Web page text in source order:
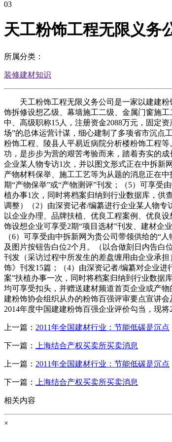
03
天工粉饰工程无限义务
所属分类：
装修建材知识
天工粉饰工程无限义务公司是一家以建建粉
饰拆修设想乙级、幕墙施工二级、金属门窗施工
中、高级职称15人，注册资金2088万元，固定
场”的总体运营计谋，细心建制了多项省市沉点
粉饰工程、陵县人平易近病院分析楼粉饰工程
功，是步步为营的艰苦考验而来，踏着夯实的
企业某人物专访1次，并以图文形式正在中拆新
产物材料保举、施工工艺等为从题的消息正在
期“产物保举”或“产物测评”刊发；（5）可享受
植办事1次，同时将档案归纳到行业数据库，供
调整）（2）由深资记者/编纂进行企业某人物
以企业办理、品牌扶植、优良工程案例、优良
饰设想企业可享受2期“项目选材”刊发、建材企
（6）可享受由中拆新网为贵公司带领供给的“
及图片按钮告白位2个月。（以合做刻日内告白
刊发（采访过程中所发生的差盘缠用由企业承
饰》刊发15篇；（4）由深资记者/编纂对企业进
案”扶植办事一次，同时将档案归纳到行业数据
均可享受扣头，并赠送建材频道首页企业或产
建粉饰协会组织从办的粉饰百强评审要点宣讲
2014年度中国建建粉饰百强企业评价勾当，现
上一篇： 2011年全国建材行业：节能低碳是沉点
下一篇： 上海结合产权买卖所买卖消息
上一篇： 2011年全国建材行业：节能低碳是沉点
下一篇： 上海结合产权买卖所买卖消息
相关内容
×